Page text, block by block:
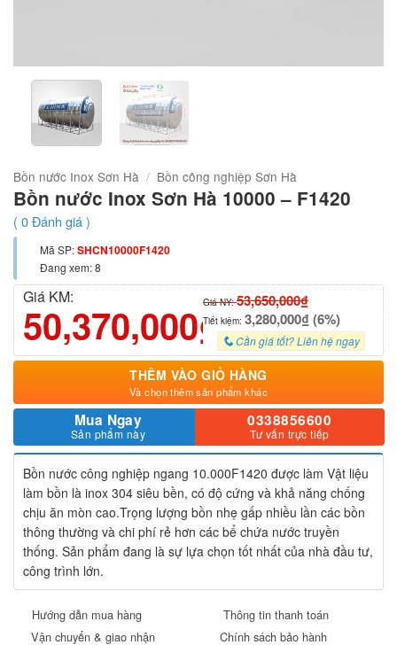
Bồn nước Inox Sơn Hà / Bồn công nghiệp Sơn Hà
Bồn nước Inox Sơn Hà 10000 – F1420
( 0Đánh giá )
Mã SP:SHCN10000F1420
Đang xem: 8
Giá KM:
50,370,000₫Giá NY:53,650,000₫
Tiết kiệm: 3,280,000₫ (6%)
Cần giá tốt? Liên hệ ngay
THÊM VÀO GIỎ HÀNG
Và chọn thêm sản phẩm khác
Mua Ngay
Sản phẩm này
0338856600
Tư vấn trực tiếp
Bồn nước công nghiệp ngang 10.000F1420 được làm Vật liệu
làm bồn là inox 304 siêu bền, có độ cứng và khả năng chống
chịu ăn mòn cao.Trọng lượng bồn nhẹ gấp nhiều lần các bồn
thông thường và chi phí rẻ hơn các bể chứa nước truyền
thống. Sản phẩm đang là sự lựa chọn tốt nhất của nhà đầu tư,
công trình lớn.
Hướng dẫn mua hàng
Thông tin thanh toán
Vận chuyển & giao nhận
Chính sách bảo hành